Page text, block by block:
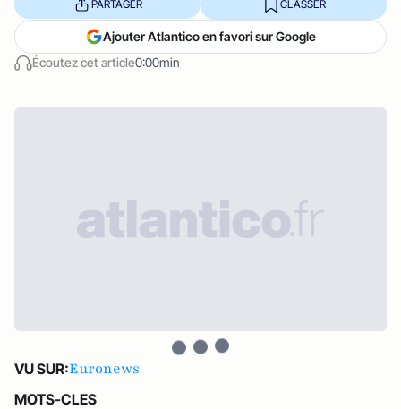
Écoutez cet article0:00min
PARTAGER CLASSER
Ajouter Atlantico en favori sur Google
VU SUR:Euronews
MOTS-CLES